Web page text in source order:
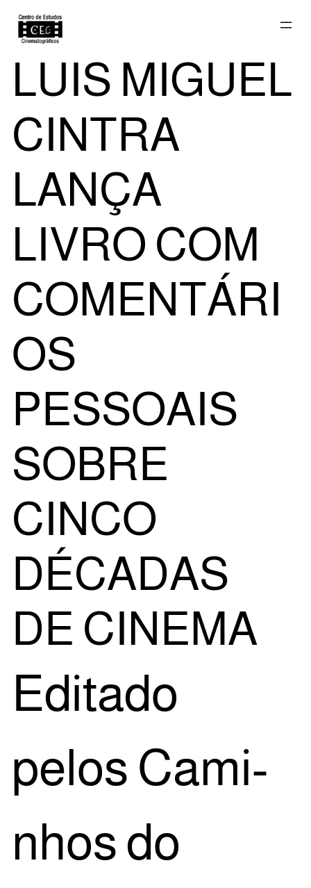
Saltar
para
o
conteúdo
LUIS MIGUEL
CINTRA
LANÇA
LIVRO COM
COMENTÁRI
OS
PESSOAIS
SOBRE
CINCO
DÉCADAS
DE CINEMA
Edi­ta­do
pelos Cami­
nhos do